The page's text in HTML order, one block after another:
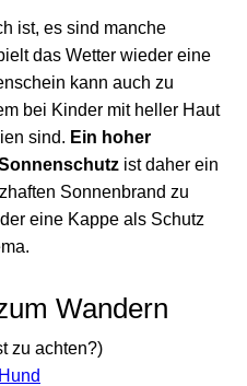
ist, es sind manche
das Wetter wieder eine
kann auch zu
bei Kinder mit heller Haut
sind. Ein hoher
ist daher ein
Sonnenbrand zu
eine Kappe als Schutz
Wandern
zu achten?)